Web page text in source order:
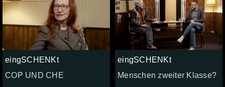
eingSCHENKt
COP UND CHE
eingSCHENKt
Menschen zweiter Klasse?